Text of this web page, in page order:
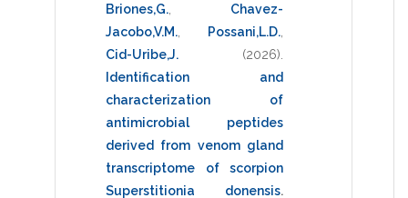
Briones,G.
Chavez-
Jacobo,V.M.
Possani,L.D.
Cid-Uribe,J.
(2026)
Identification and
characterization of
antimicrobial peptides
derived from venom gland
transcriptome of scorpion
Superstitionia donensis.